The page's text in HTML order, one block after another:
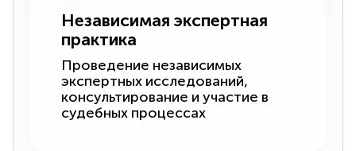
Независимая экспертная
практика
Проведение независимых
экспертных исследований,
консультирование и участие в
судебных процессах